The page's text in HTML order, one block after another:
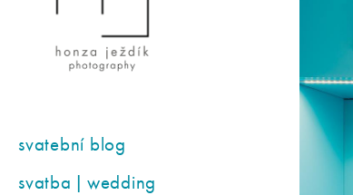
svatební blog
svatba | wedding